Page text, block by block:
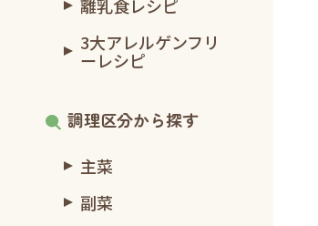
離乳食レシピ
3大アレルゲンフリ
ーレシピ
調理区分から探す
主菜
副菜